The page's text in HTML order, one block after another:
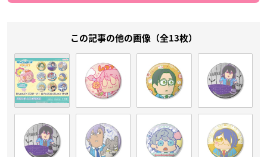
この記事の他の画像（全13枚）